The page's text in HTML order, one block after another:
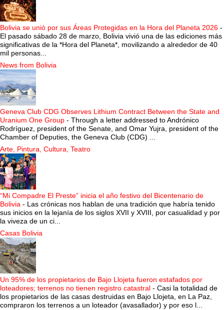
Bolivia se unió por sus Áreas Protegidas en la Hora del Planeta 2026 -
El pasado sábado 28 de marzo, Bolivia vivió una de las ediciones más
significativas de la *Hora del Planeta*, movilizando a alrededor de 40
mil personas...
News from Bolivia
Geneva Club CDG Observes Lithium Contract Between the State and
Uranium One Group - Through a letter addressed to Andrónico
Rodríguez, president of the Senate, and Omar Yujra, president of the
Chamber of Deputies, the Geneva Club (CDG) ...
Arte, Pintura, Cultura, Teatro
“Mi Compadre El Preste” inicia el año festivo del Bicentenario de
Bolivia - Las crónicas nos hablan de una tradición que habría tenido
sus inicios en la lejanía de los siglos XVII y XVIII, por casualidad y por
la viveza de un ci...
Casas Bolivia
Un 95% de los propietarios de Bajo Llojeta fueron estafados por
loteadores; terrenos no tienen registro catastral - Casi la totalidad de
los propietarios de las casas destruidas en Bajo Llojeta, en La Paz,
compraron los terrenos a un loteador (avasallador) y por eso l...